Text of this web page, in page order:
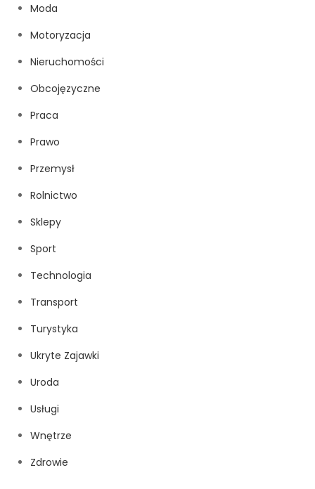
Moda
Motoryzacja
Nieruchomości
Obcojęzyczne
Praca
Prawo
Przemysł
Rolnictwo
Sklepy
Sport
Technologia
Transport
Turystyka
Ukryte Zajawki
Uroda
Usługi
Wnętrze
Zdrowie